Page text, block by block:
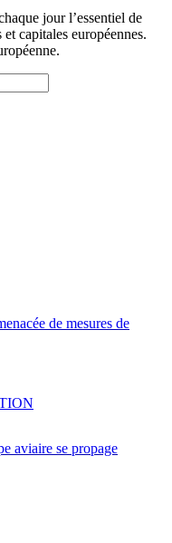
jour l’essentiel de
capitales européennes.
de mesures de
aviaire se propage